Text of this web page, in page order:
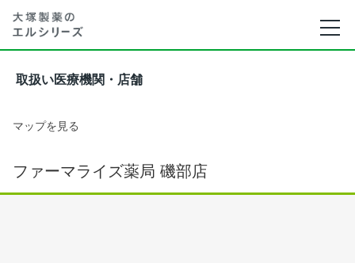
取扱い医療機関・店舗
マップを見る
ファーマライズ薬局 磯部店